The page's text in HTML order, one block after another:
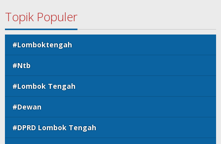
Topik Populer
#Lomboktengah
#Ntb
#Lombok Tengah
#Dewan
#DPRD Lombok Tengah